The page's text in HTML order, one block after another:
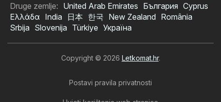
Druge zemlje: United Arab Emirates България Cyprus
Ελλάδα India 日本 한국 New Zealand România
Srbija Slovenija Türkiye Україна
Copyright © 2026 Letkomat.hr.
Postavi pravila privatnosti